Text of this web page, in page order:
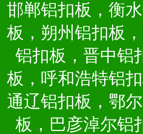
邯郸铝扣板，衡
板，朔州铝扣板
铝扣板，晋中铝
板，呼和浩特铝
通辽铝扣板，鄂
板，巴彦淖尔铝